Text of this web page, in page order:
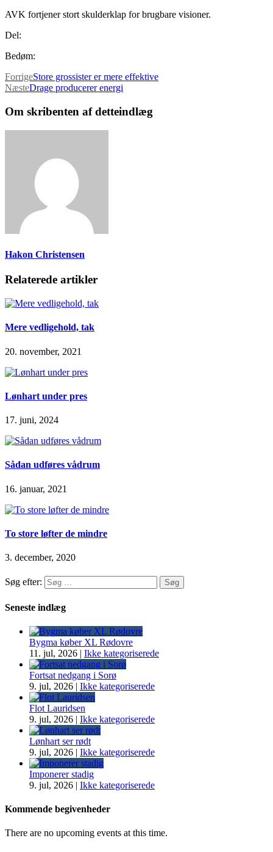
AVK fortjener stort skulderklap for brugbare visioner.
Del:
Bedøm:
ForrigeStore grossister er mere effektive
NæsteDrage producerer energi
Om skribenten af detteindlæg
Hakon Christensen
Relaterede artikler
Mere vedligehold, tak
20. november, 2021
Lønhart under pres
17. juni, 2024
Sådan udføres vådrum
16. januar, 2021
To store løfter de mindre
3. december, 2020
Søg efter:
Seneste indlæg
Bygma køber XL Rødovre
11. jul, 2026 | Ikke kategoriserede
Fortsat nedgang i Sorø
9. jul, 2026 | Ikke kategoriserede
Flot Lauridsen
9. jul, 2026 | Ikke kategoriserede
Lønhart ser rødt
9. jul, 2026 | Ikke kategoriserede
Imponerer stadig
9. jul, 2026 | Ikke kategoriserede
Kommende begivenheder
There are no upcoming events at this time.